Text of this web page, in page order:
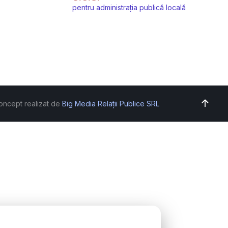
pentru administrația publică locală
realizat de Big Media Relații Publice SRL